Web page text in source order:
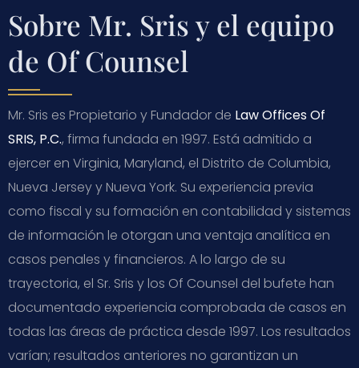
Sobre Mr. Sris y el equipo
de Of Counsel
Mr. Sris es Propietario y Fundador de Law Offices Of
SRIS, P.C., firma fundada en 1997. Está admitido a
ejercer en Virginia, Maryland, el Distrito de Columbia,
Nueva Jersey y Nueva York. Su experiencia previa
como fiscal y su formación en contabilidad y sistemas
de información le otorgan una ventaja analítica en
casos penales y financieros. A lo largo de su
trayectoria, el Sr. Sris y los Of Counsel del bufete han
documentado experiencia comprobada de casos en
todas las áreas de práctica desde 1997. Los resultados
varían; resultados anteriores no garantizan un